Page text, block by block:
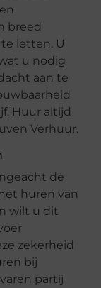
breed
letten. U
u nodig
aan te
Huur altijd
Verhuur.
de
huren van
wilt u dit
zekerheid
bij
partij